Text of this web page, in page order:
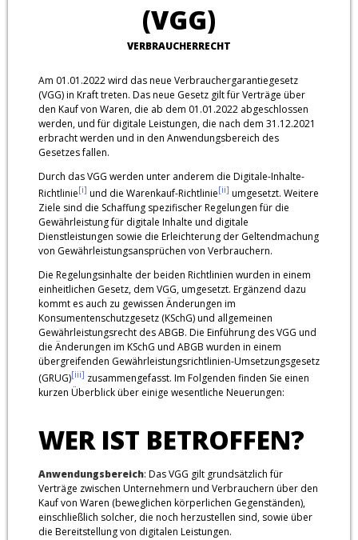
(VGG)
VERBRAUCHERRECHT
Am 01.01.2022 wird das neue Verbrauchergarantiegesetz
(VGG) in Kraft treten. Das neue Gesetz gilt für Verträge über
den Kauf von Waren, die ab dem 01.01.2022 abgeschlossen
werden, und für digitale Leistungen, die nach dem 31.12.2021
erbracht werden und in den Anwendungsbereich des
Gesetzes fallen.
Durch das VGG werden unter anderem die Digitale-Inhalte-
Richtlinie[i] und die Warenkauf-Richtlinie[ii] umgesetzt. Weitere
Ziele sind die Schaffung spezifischer Regelungen für die
Gewährleistung für digitale Inhalte und digitale
Dienstleistungen sowie die Erleichterung der Geltendmachung
von Gewährleistungsansprüchen von Verbrauchern.
Die Regelungsinhalte der beiden Richtlinien wurden in einem
einheitlichen Gesetz, dem VGG, umgesetzt. Ergänzend dazu
kommt es auch zu gewissen Änderungen im
Konsumentenschutzgesetz (KSchG) und allgemeinen
Gewährleistungsrecht des ABGB. Die Einführung des VGG und
die Änderungen im KSchG und ABGB wurden in einem
übergreifenden Gewährleistungsrichtlinien-Umsetzungsgesetz
(GRUG)[iii] zusammengefasst. Im Folgenden finden Sie einen
kurzen Überblick über einige wesentliche Neuerungen:
WER IST BETROFFEN?
Anwendungsbereich: Das VGG gilt grundsätzlich für
Verträge zwischen Unternehmern und Verbrauchern über den
Kauf von Waren (beweglichen körperlichen Gegenständen),
einschließlich solcher, die noch herzustellen sind, sowie über
die Bereitstellung von digitalen Leistungen.